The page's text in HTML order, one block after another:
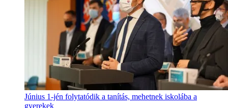
Június 1-jén folytatódik a tanítás, mehetnek iskolába a
gyerekek